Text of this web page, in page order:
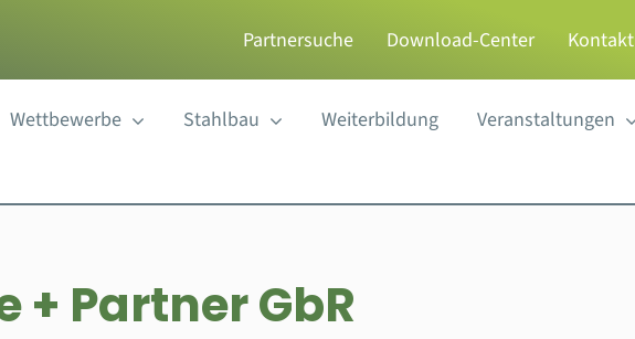
Partnersuche Download-Center Kontakt
Wettbewerbe Stahlbau Weiterbildung Veranstaltungen
Partner GbR